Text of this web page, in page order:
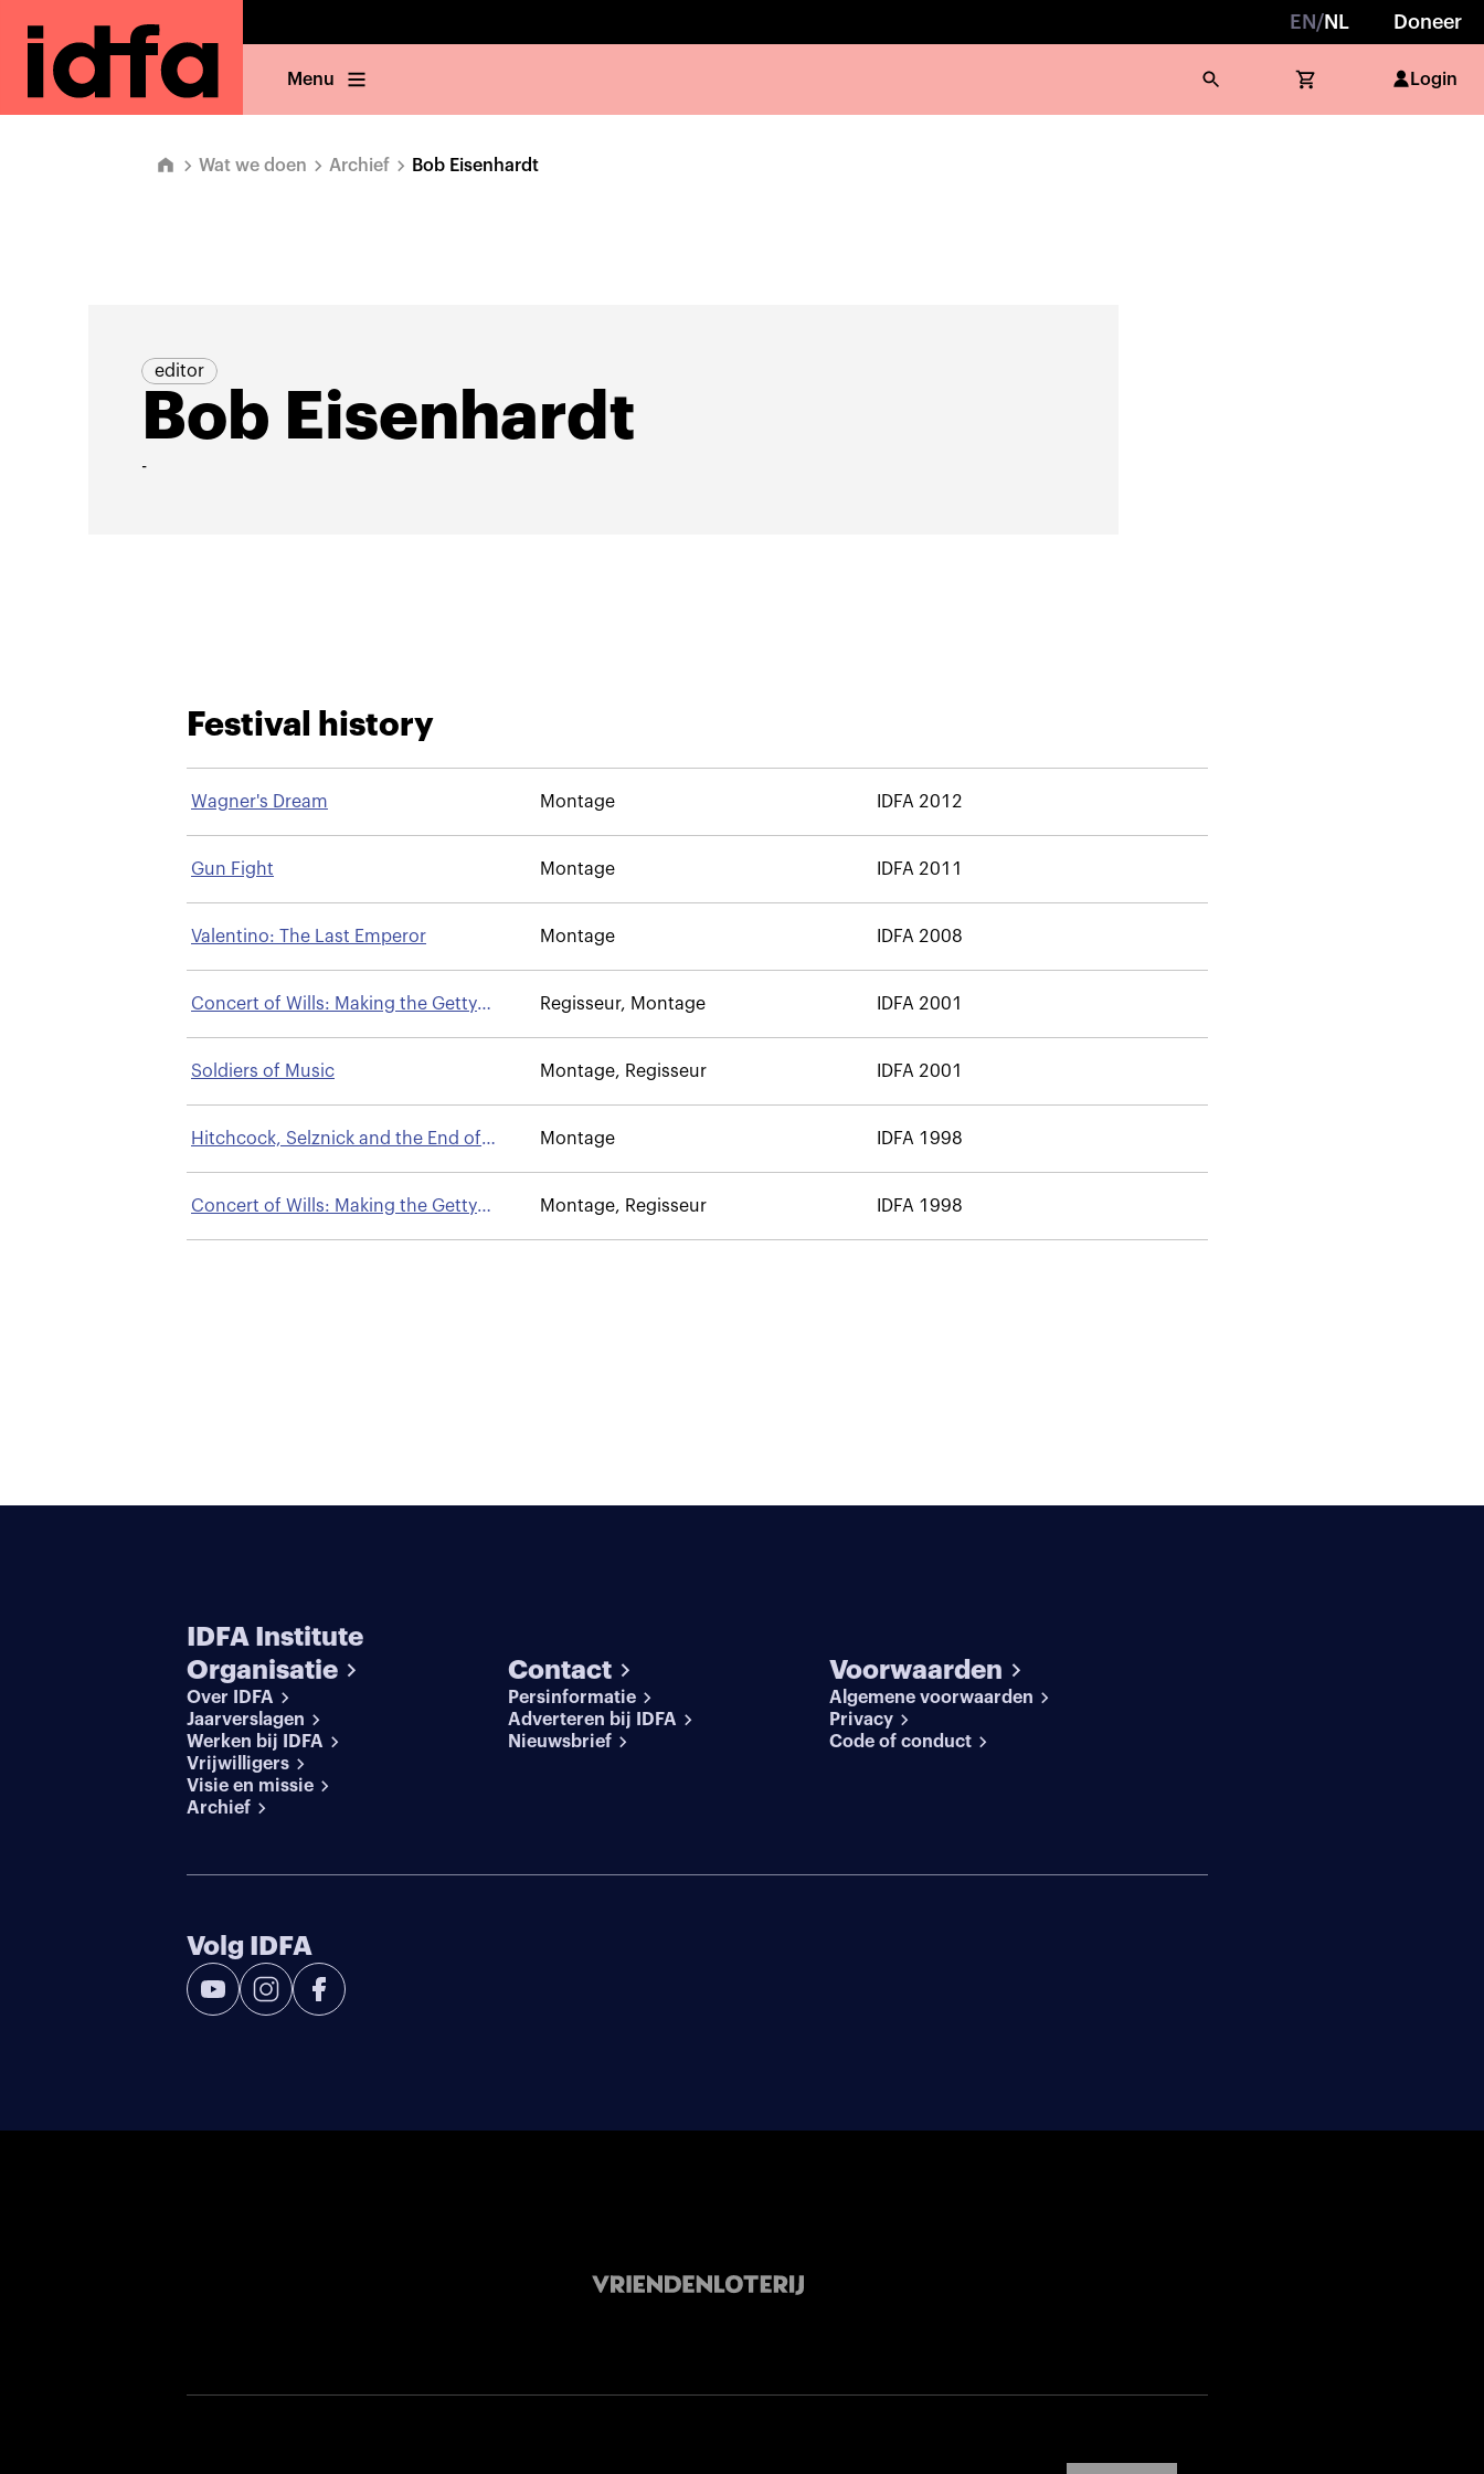
EN /NL Doneer
Menu Login
Wat we doen Archief Bob Eisenhardt
editor
Bob Eisenhardt
-
Festival history
Wagner's Dream Montage IDFA 2012
Gun Fight Montage IDFA 2011
Valentino: The Last Emperor Montage IDFA 2008
Concert of Wills: Making the Getty
Center
Regisseur, Montage IDFA 2001
Soldiers of Music Montage, Regisseur IDFA 2001
Hitchcock, Selznick and the End of
Hollywood
Montage IDFA 1998
Concert of Wills: Making the Getty
Center
Montage, Regisseur IDFA 1998
IDFA Institute
Organisatie
Over IDFA
Jaarverslagen
Werken bij IDFA
Vrijwilligers
Visie en missie
Archief
Contact
Persinformatie
Adverteren bij IDFA
Nieuwsbrief
Voorwaarden
Algemene voorwaarden
Privacy
Code of conduct
Volg IDFA